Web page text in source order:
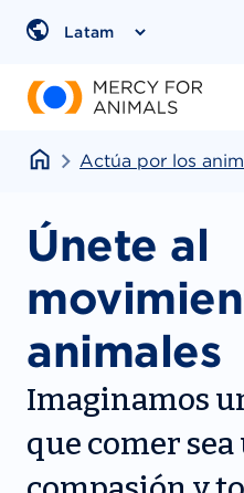
Region
Actúa por los
Únete al
animales
Imaginamos
que comer sea